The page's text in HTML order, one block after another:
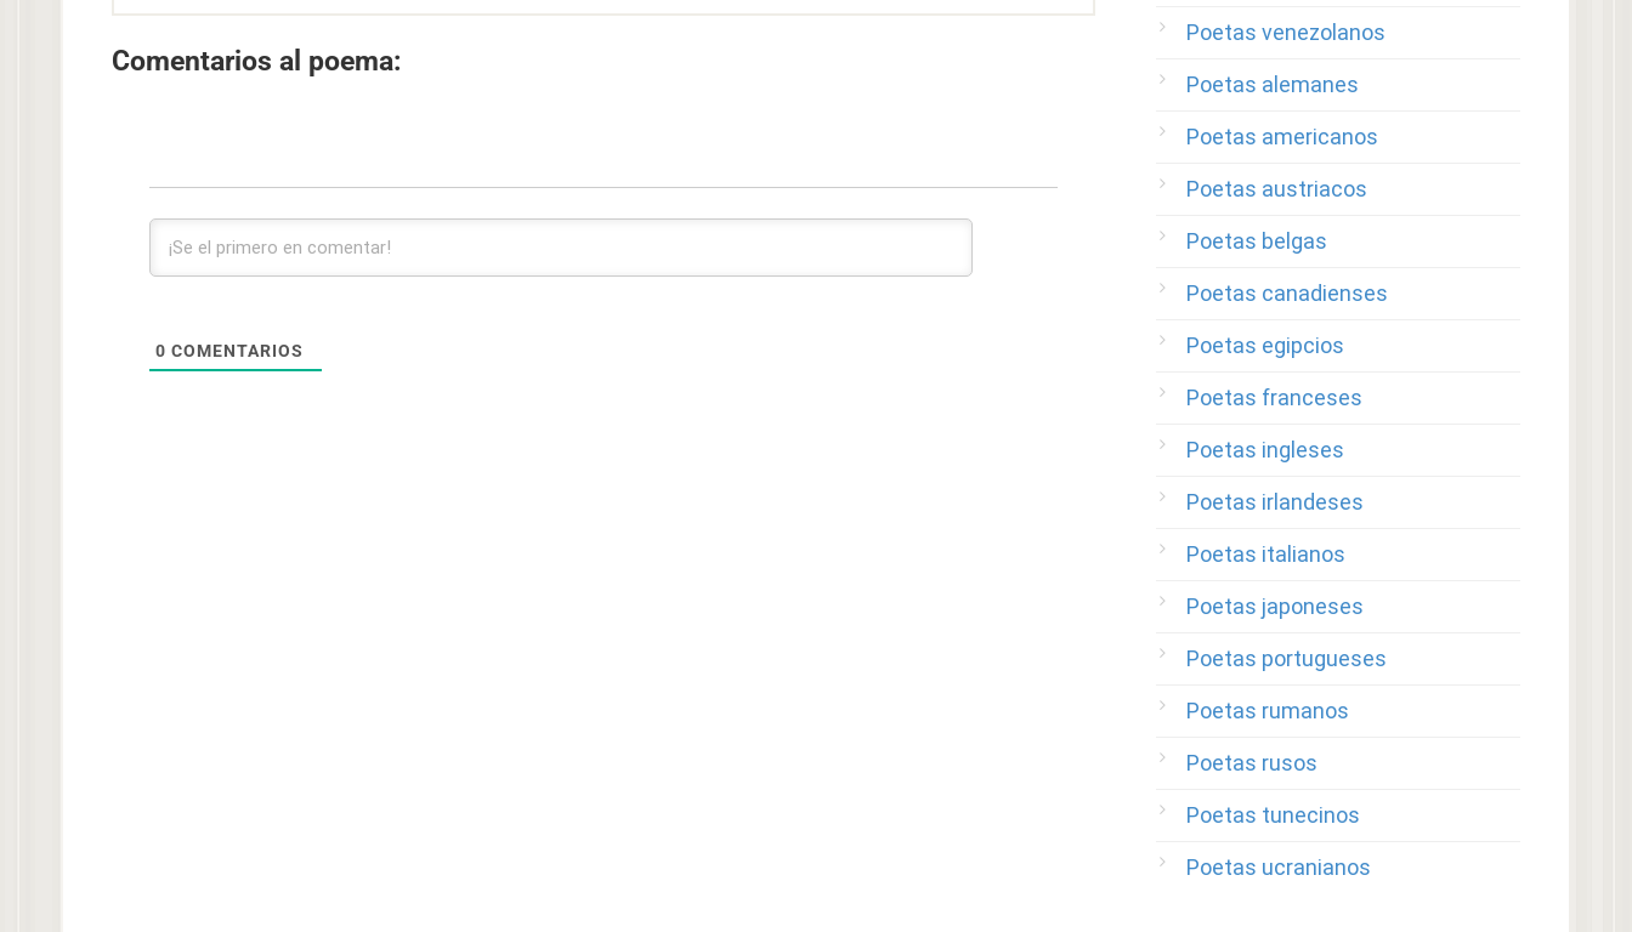
Comentarios al poema:
0 COMENTARIOS
Poetas venezolanos
Poetas alemanes
Poetas americanos
Poetas austriacos
Poetas belgas
Poetas canadienses
Poetas egipcios
Poetas franceses
Poetas ingleses
Poetas irlandeses
Poetas italianos
Poetas japoneses
Poetas portugueses
Poetas rumanos
Poetas rusos
Poetas tunecinos
Poetas ucranianos